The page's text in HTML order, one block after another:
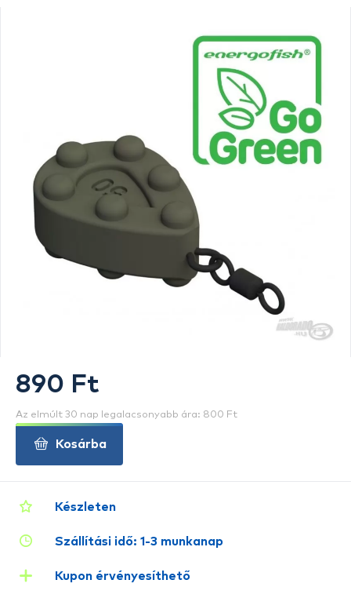
Készleten
Szállítási idő: 1-3 munkanap
Kupon érvényesíthető
890 Ft
Az elmúlt 30 nap legalacsonyabb ára: 800 Ft
Kosárba